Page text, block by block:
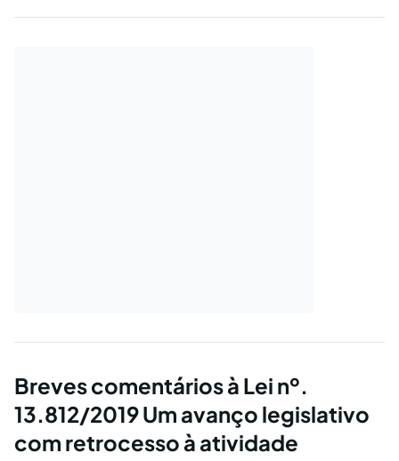
polícias judiciárias.
Breves comentários à Lei nº.
13.812/2019 Um avanço legislativo
com retrocesso à atividade